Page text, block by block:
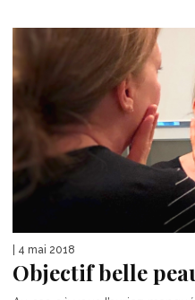
| 4 mai 2018
Objectif belle